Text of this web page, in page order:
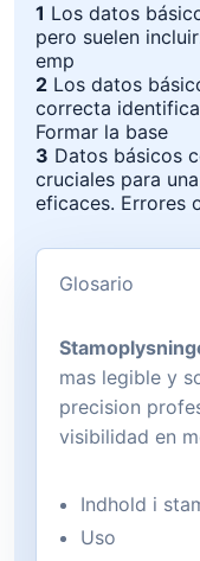
1 Los datos
pero suelen
emp
2 Los datos
correcta
Formar la base
3 Datos básicos
cruciales para
eficaces. Errores
Glosario
mas legible y
precision
visibilidad en
Indhold i
Uso